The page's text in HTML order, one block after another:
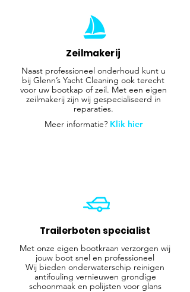
Zeilmakerij
Naast professioneel onderhoud kunt u
bij Glenn’s Yacht Cleaning ook terecht
voor uw bootkap of zeil. Met een eigen
zeilmakerij zijn wij gespecialiseerd in
reparaties.
Meer informatie? Klik hier
Trailerboten specialist
Met onze eigen bootkraan verzorgen wij
jouw boot snel en professioneel
Wij bieden onderwaterschip reinigen
antifouling vernieuwen grondige
schoonmaak en polijsten voor glans